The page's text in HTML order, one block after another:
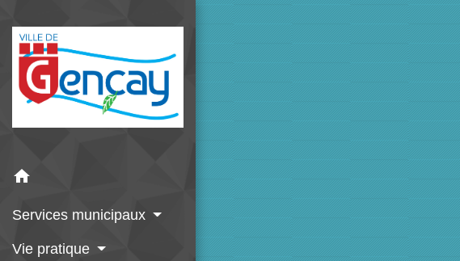
home
Services municipaux
Vie pratique